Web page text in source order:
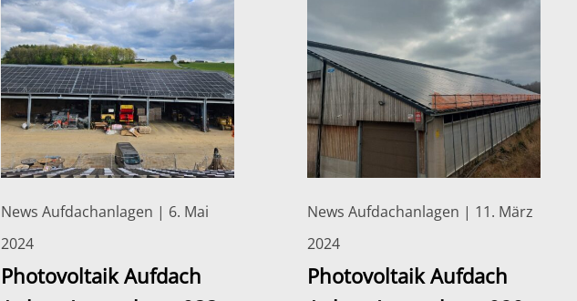
News Aufdachanlagen | 6. Mai
2024
Photovoltaik Aufdach
News Aufdachanlagen | 11. März
2024
Photovoltaik Aufdach